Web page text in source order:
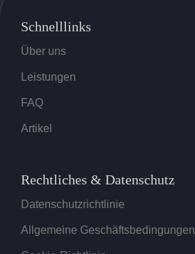
Schnelllinks
Über uns
Leistungen
FAQ
Artikel
Rechtliches & Datenschutz
Datenschutzrichtlinie
Allgemeine Geschäftsbedingungen